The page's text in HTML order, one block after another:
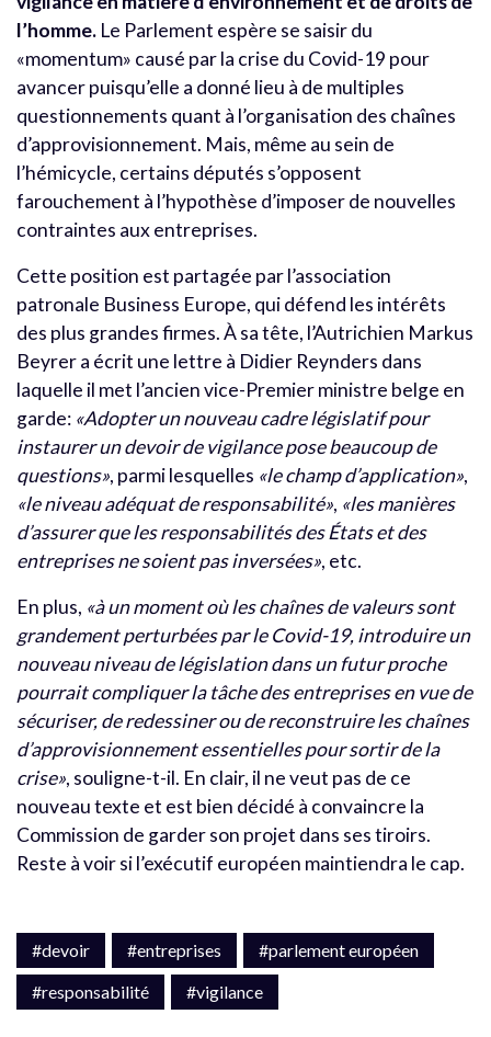
l’homme. Le Parlement espère se saisir du
«momentum» causé par la crise du Covid-19 pour
avancer puisqu’elle a donné lieu à de multiples
questionnements quant à l’organisation des chaînes
d’approvisionnement. Mais, même au sein de
l’hémicycle, certains députés s’opposent
farouchement à l’hypothèse d’imposer de nouvelles
contraintes aux entreprises.
Cette position est partagée par l’association
patronale Business Europe, qui défend les intérêts
des plus grandes firmes. À sa tête, l’Autrichien Markus
Beyrer a écrit une lettre à Didier Reynders dans
laquelle il met l’ancien vice-Premier ministre belge en
garde: «Adopter un nouveau cadre législatif pour
instaurer un devoir de vigilance pose beaucoup de
questions», parmi lesquelles «le champ d’application»,
«le niveau adéquat de responsabilité», «les manières
d’assurer que les responsabilités des États et des
entreprises ne soient pas inversées», etc.
En plus, «à un moment où les chaînes de valeurs sont
grandement perturbées par le Covid-19, introduire un
nouveau niveau de législation dans un futur proche
pourrait compliquer la tâche des entreprises en vue de
sécuriser, de redessiner ou de reconstruire les chaînes
d’approvisionnement essentielles pour sortir de la
crise», souligne-t-il. En clair, il ne veut pas de ce
nouveau texte et est bien décidé à convaincre la
Commission de garder son projet dans ses tiroirs.
Reste à voir si l’exécutif européen maintiendra le cap.
#devoir #entreprises
#parlement européen
#responsabilité
#vigilance